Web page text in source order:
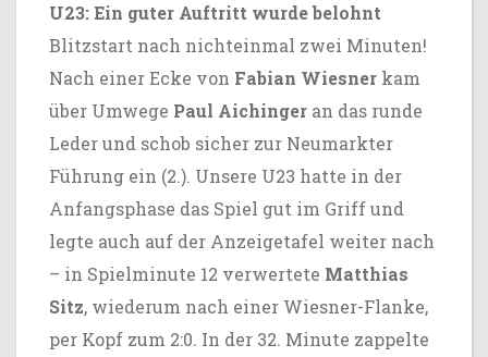
U23: Ein guter Auftritt wurde belohnt
Blitzstart nach nichteinmal zwei Minuten!
Nach einer Ecke von Fabian Wiesner kam
über Umwege Paul Aichinger an das runde
Leder und schob sicher zur Neumarkter
Führung ein (2.). Unsere U23 hatte in der
Anfangsphase das Spiel gut im Griff und
legte auch auf der Anzeigetafel weiter nach
– in Spielminute 12 verwertete Matthias
Sitz, wiederum nach einer Wiesner-Flanke,
per Kopf zum 2:0. In der 32. Minute zappelte